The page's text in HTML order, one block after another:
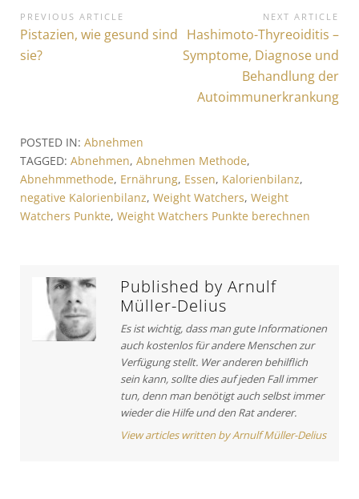
B
e
a
g
s
n
PREVIOUS ARTICLE
P
r
u
s
A
r
t
Pistazien, wie gesund sind
sie?
NEXT ARTICLE
N
e
i
c
l
e
Hashimoto-Thyreoiditis –
Symptome, Diagnose und
Behandlung der
Autoimmunerkrankung
POSTED IN: Abnehmen
TAGGED: Abnehmen, Abnehmen Methode,
Abnehmmethode, Ernährung, Essen, Kalorienbilanz,
negative Kalorienbilanz, Weight Watchers, Weight
Watchers Punkte, Weight Watchers Punkte berechnen
Published by Arnulf
Müller-Delius
Es ist wichtig, dass man gute Informationen
auch kostenlos für andere Menschen zur
Verfügung stellt. Wer anderen behilflich
sein kann, sollte dies auf jeden Fall immer
tun, denn man benötigt auch selbst immer
wieder die Hilfe und den Rat anderer.
View articles written by Arnulf Müller-Delius